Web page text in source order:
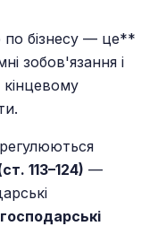
бізнесу — це**
зобов'язання і
кінцевому
113–124) —